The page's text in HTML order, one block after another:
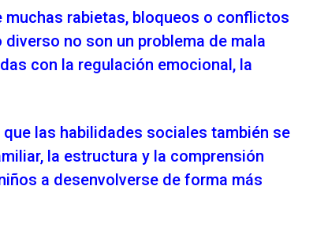
rabietas, bloqueos o conflictos
no son un problema de mala
con la regulación emocional, la
las habilidades sociales también se
la estructura y la comprensión
a desenvolverse de forma más